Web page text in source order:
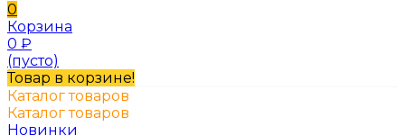
0
Корзина
0 ₽
(пусто)
Товар в корзине!
Каталог товаров
Каталог товаров
Новинки